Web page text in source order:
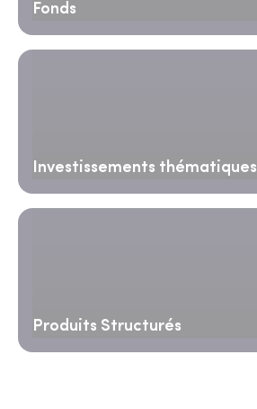
Fonds
Investissements thématiques
Produits Structurés